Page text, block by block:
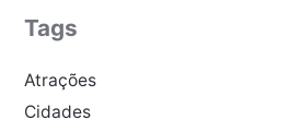
Tags
Atrações
Cidades